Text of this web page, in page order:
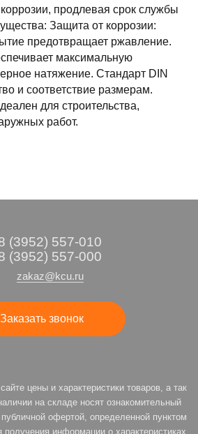
продлевая срок службы
Защита от коррозии:
предотвращает ржавление.
максимальную
натяжение. Стандарт DIN
и соответствие размерам.
для строительства,
работ.
(3952) 557-010
(3952) 557-000
zakaz@kcu.ru
Заказать звонок
цены и характеристики товаров, а так
на складе носят ознакомительный
офертой, определенной пунктом
информации о характеристиках